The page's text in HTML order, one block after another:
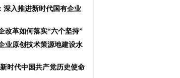
深入推进新时代国有企业
改革如何落实“六个坚持”
业原创技术策源地建设水
时代中国共产党历史使命